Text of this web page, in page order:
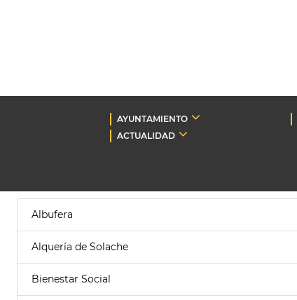
AYUNTAMIENTO
ACTUALIDAD
Albufera
Alquería de Solache
Bienestar Social